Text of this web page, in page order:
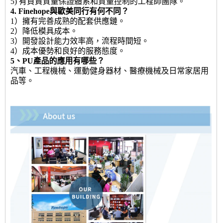
4. Finehope與歐美同行有何不同？
1）擁有完善成熟的配套供應鏈。
2）降低模具成本。
3）開發設計能力效率高，流程時間短。
4）成本優勢和良好的服務態度。
5、PU產品的應用有哪些？
汽車、工程機械、運動健身器材、醫療機械及日常家居用
品等。